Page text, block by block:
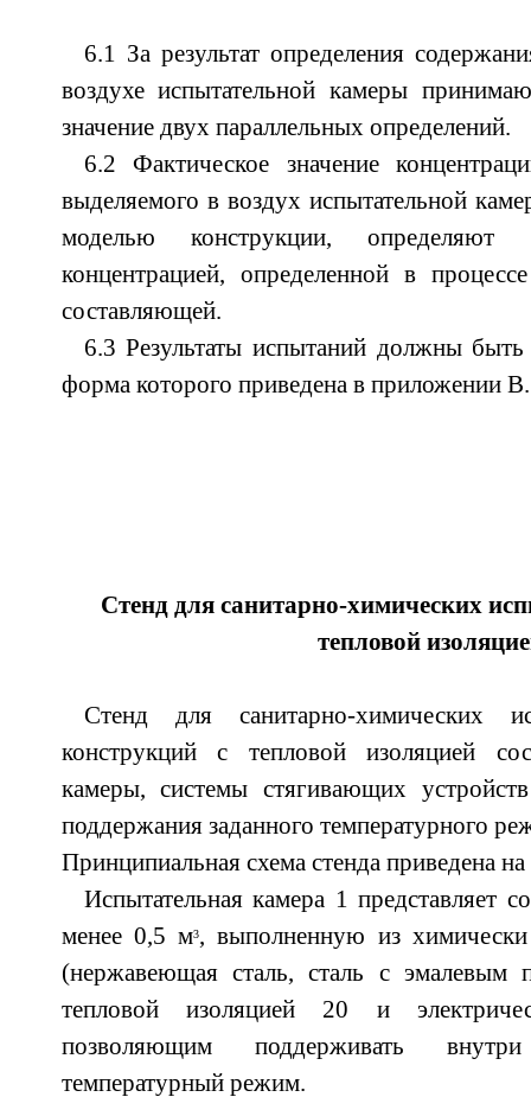
6.1 За результат определения
воздухе испытательной камеры
значение двух параллельных определений.
6.2 Фактическое значение
выделяемого в воздух испытательной
моделью конструкции,
концентрацией, определенной в
составляющей.
6.3 Результаты испытаний должны
форма которого приведена в приложении В.
Стенд для санитарно-химических
тепловой
Стенд для санитарно-химических
конструкций с тепловой изоляцией
камеры, системы стягивающих
поддержания заданного температурного
Принципиальная схема стенда приведена
Испытательная камера 1 представляет
менее 0,5 м3, выполненную из химически
(нержавеющая сталь, сталь с эмалевым
тепловой изоляцией 20 и
позволяющим поддерживать
температурный режим.